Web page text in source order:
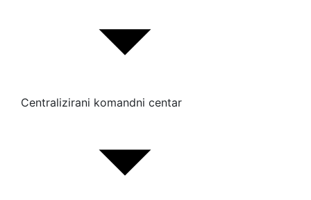
Centralizirani komandni centar